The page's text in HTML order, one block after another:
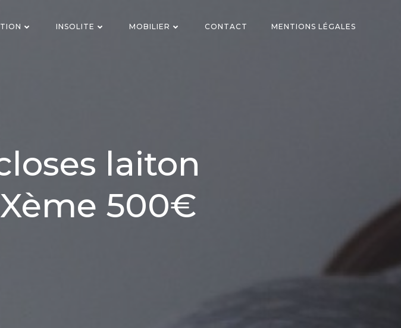
INSOLITE MOBILIER CONTACT MENTIONS LÉGALES
laiton
500€